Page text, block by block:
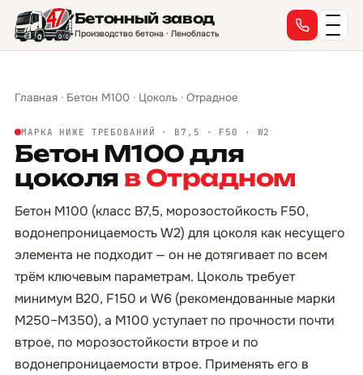
Бетонный завод
Производство бетона · Ленобласть
Главная · Бетон М100 · Цоколь · Отрадное
МАРКА НИЖЕ ТРЕБОВАНИЙ · B7,5 · F50 · W2
Бетон М100 для
цоколя в Отрадном
Бетон М100 (класс B7,5, морозостойкость F50,
водонепроницаемость W2) для цоколя как несущего
элемента не подходит — он не дотягивает по всем
трём ключевым параметрам. Цоколь требует
минимум B20, F150 и W6 (рекомендованные марки
М250–М350), а М100 уступает по прочности почти
втрое, по морозостойкости втрое и по
водонепроницаемости втрое. Применять его в